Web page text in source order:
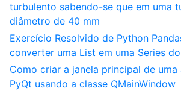
turbulento sabendo-se que em uma
diâmetro de 40 mm
Exercício Resolvido de Python
converter uma List em uma Series
Como criar a janela principal de
PyQt usando a classe QMainWindow